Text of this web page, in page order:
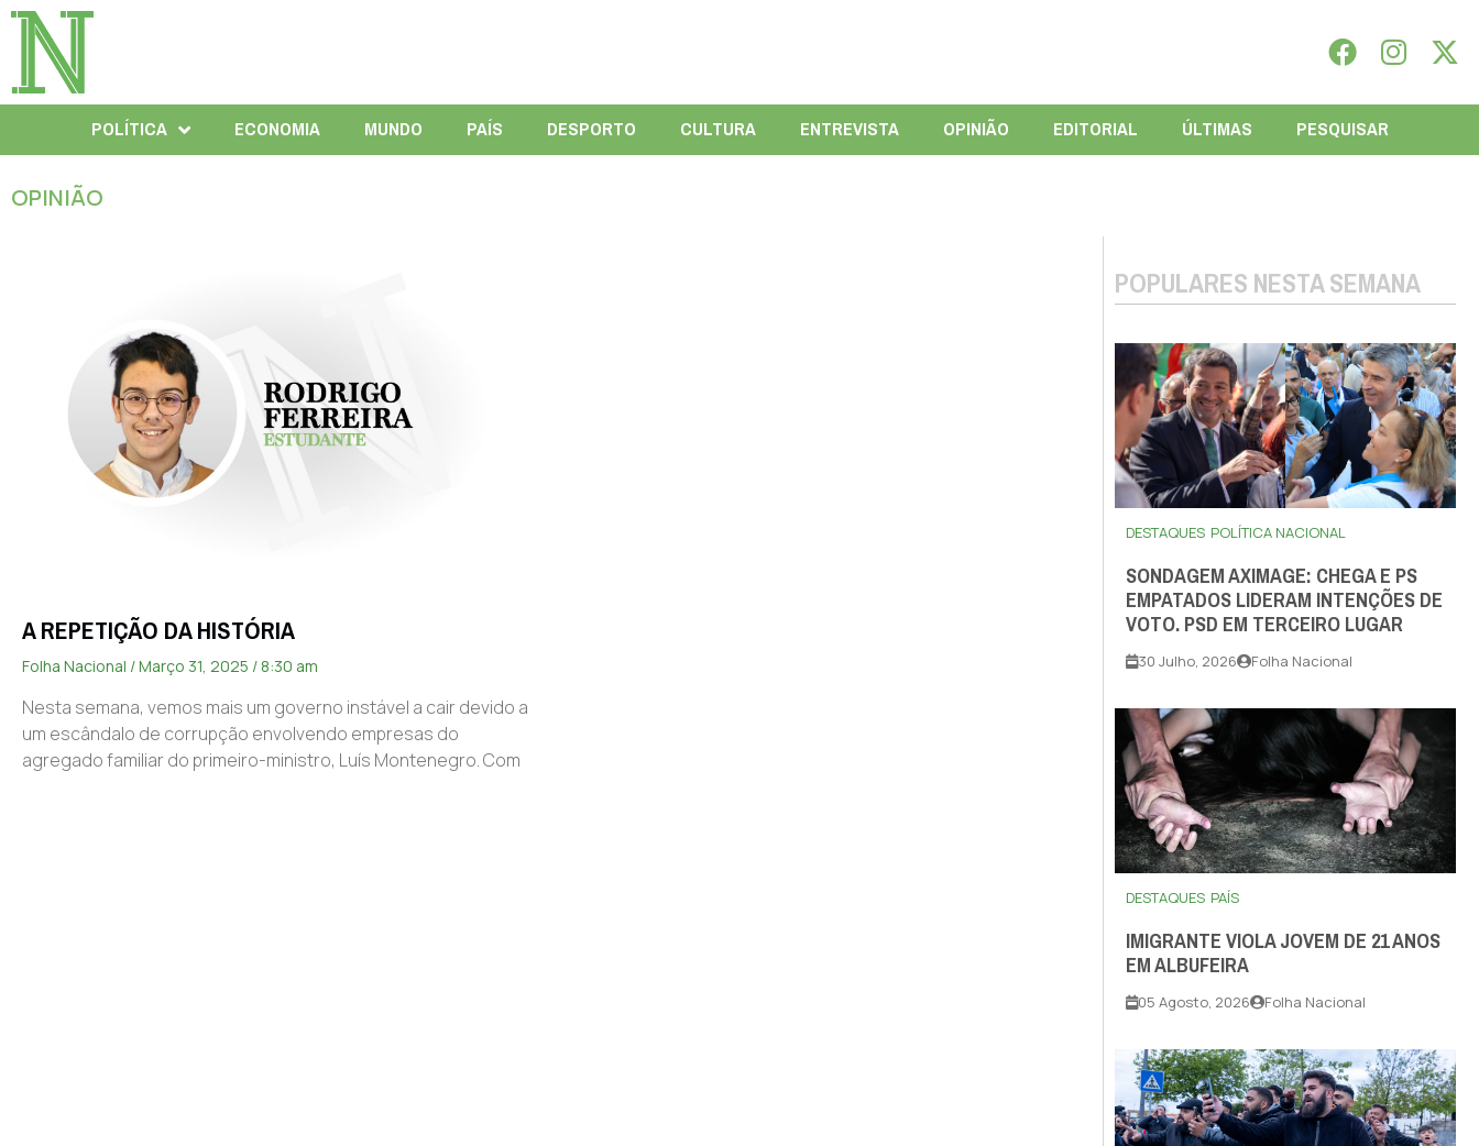
POLÍTICA ECONOMIA MUNDO PAÍS DESPORTO CULTURA ENTREVISTA OPINIÃO EDITORIAL ÚLTIMAS PESQUISAR
OPINIÃO
A REPETIÇÃO DA HISTÓRIA
Folha Nacional Março 31, 2025 8:30 am
Nesta semana, vemos mais um governo instável a cair devido a
um escândalo de corrupção envolvendo empresas do
agregado familiar do primeiro-ministro, Luís Montenegro. Com
POPULARES NESTA SEMANA
DESTAQUES POLÍTICA NACIONAL
SONDAGEM AXIMAGE: CHEGA E PS
EMPATADOS LIDERAM INTENÇÕES DE
VOTO. PSD EM TERCEIRO LUGAR
30 Julho, 2026 Folha Nacional
DESTAQUES PAÍS
IMIGRANTE VIOLA JOVEM DE 21 ANOS
EM ALBUFEIRA
05 Agosto, 2026 Folha Nacional